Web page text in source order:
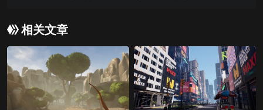
相关文章